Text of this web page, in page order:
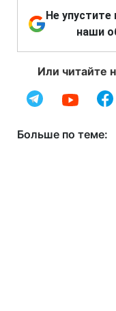
Не
наши
Или читайте
Больше по теме: